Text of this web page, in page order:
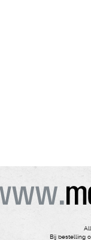
Bij bestelling